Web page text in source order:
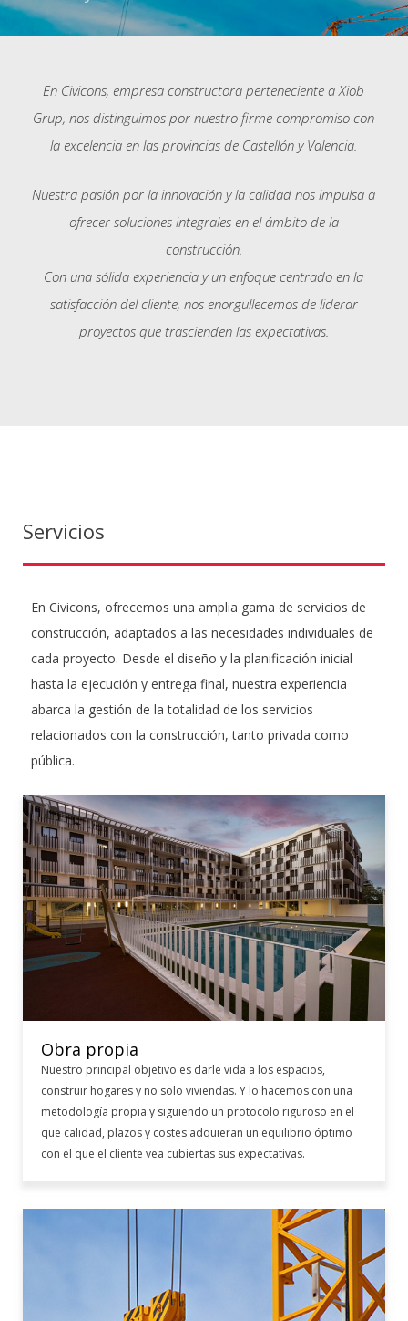
En Civicons, empresa constructora perteneciente a Xiob
Grup, nos distinguimos por nuestro firme compromiso con
la excelencia en las provincias de Castellón y Valencia.
Nuestra pasión por la innovación y la calidad nos impulsa a
ofrecer soluciones integrales en el ámbito de la
construcción.
Con una sólida experiencia y un enfoque centrado en la
satisfacción del cliente, nos enorgullecemos de liderar
proyectos que trascienden las expectativas.
Servicios
En Civicons, ofrecemos una amplia gama de servicios de
construcción, adaptados a las necesidades individuales de
cada proyecto. Desde el diseño y la planificación inicial
hasta la ejecución y entrega final, nuestra experiencia
abarca la gestión de la totalidad de los servicios
relacionados con la construcción, tanto privada como
pública.
Obra propia
Nuestro principal objetivo es darle vida a los espacios,
construir hogares y no solo viviendas. Y lo hacemos con una
metodología propia y siguiendo un protocolo riguroso en el
que calidad, plazos y costes adquieran un equilibrio óptimo
con el que el cliente vea cubiertas sus expectativas.